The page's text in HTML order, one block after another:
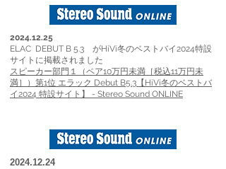
2024.12.25
ELAC DEBUT B 5.3 がHiVi冬のベストバイ2024特設
サイトに掲載されました
スピーカー部門１（ペア10万円未満［税込11万円未
満］）第1位 エラック Debut B5.3【HiVi冬のベストバ
イ2024 特設サイト】 - Stereo Sound ONLINE
2024.12.24